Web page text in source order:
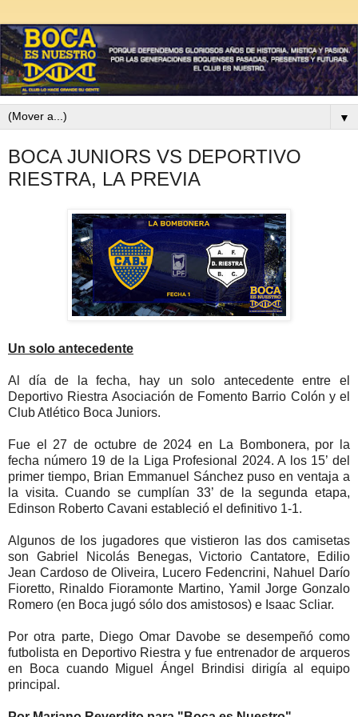
▼
BOCA JUNIORS VS DEPORTIVO
RIESTRA, LA PREVIA
Un solo antecedente
Al día de la fecha, hay un solo antecedente entre el
Deportivo Riestra Asociación de Fomento Barrio Colón y el
Club Atlético Boca Juniors.
Fue el 27 de octubre de 2024 en La Bombonera, por la
fecha número 19 de la Liga Profesional 2024. A los 15’ del
primer tiempo, Brian Emmanuel Sánchez puso en ventaja a
la visita. Cuando se cumplían 33’ de la segunda etapa,
Edinson Roberto Cavani estableció el definitivo 1-1.
Algunos de los jugadores que vistieron las dos camisetas
son Gabriel Nicolás Benegas, Victorio Cantatore, Edilio
Jean Cardoso de Oliveira, Lucero Fedencrini, Nahuel Darío
Fioretto, Rinaldo Fioramonte Martino, Yamil Jorge Gonzalo
Romero (en Boca jugó sólo dos amistosos) e Isaac Scliar.
Por otra parte, Diego Omar Davobe se desempeñó como
futbolista en Deportivo Riestra y fue entrenador de arqueros
en Boca cuando Miguel Ángel Brindisi dirigía al equipo
principal.